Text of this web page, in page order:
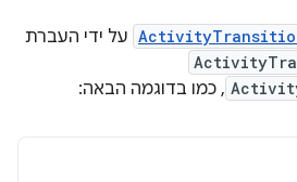
על ידי העברת
, כמו בדוגמה הבאה: